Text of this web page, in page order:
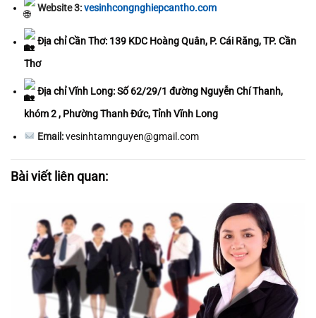
Website 3:vesinhcongnghiepcantho.com
Địa chỉ Cần Thơ: 139 KDC Hoàng Quân, P. Cái Răng, TP. Cần
Thơ
Địa chỉ Vĩnh Long: Số 62/29/1 đường Nguyễn Chí Thanh,
khóm 2 , Phường Thanh Đức, Tỉnh Vĩnh Long
Email:vesinhtamnguyen@gmail.com
Bài viết liên quan: